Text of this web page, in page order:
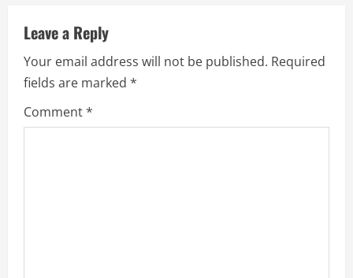
e
R
e
Leave a Reply
Your email address will not be published. Required
fields are marked *
Comment*